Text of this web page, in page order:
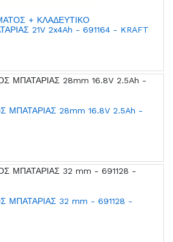
+ ΚΛΑΔΕΥΤΙΚΟ
21V 2x4Ah - 691164 - KRAFT
ΜΠΑΤΑΡΙΑΣ 28mm 16.8V 2.5Ah -
ΜΠΑΤΑΡΙΑΣ 32 mm - 691128 -